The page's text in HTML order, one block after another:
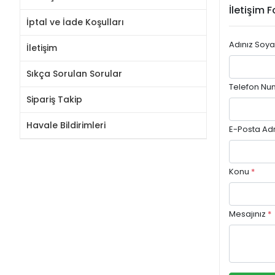
İptal ve İade Koşulları
İletişim
Sıkça Sorulan Sorular
Sipariş Takip
Havale Bildirimleri
İletişim
Adınız
Telefon
E-Posta
Konu *
Mesajınız *